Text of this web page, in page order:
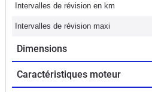
Intervalles de révision en km
Intervalles de révision maxi
Dimensions
Caractéristiques moteur